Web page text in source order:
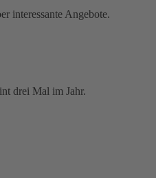
interessante Angebote.
drei Mal im Jahr.